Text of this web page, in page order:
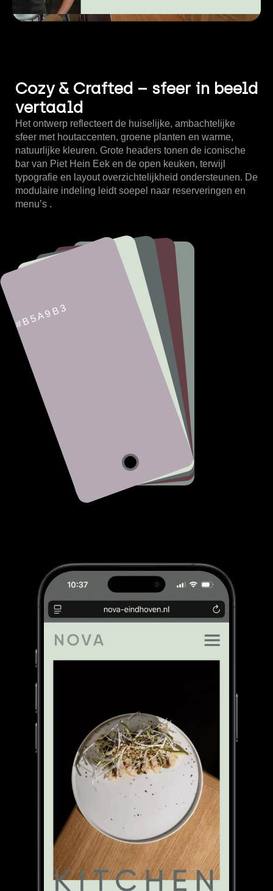
Cozy & Crafted – sfeer in beeld
vertaald
Het ontwerp reflecteert de huiselijke, ambachtelijke
sfeer met houtaccenten, groene planten en warme,
natuurlijke kleuren. Grote headers tonen de iconische
bar van Piet Hein Eek en de open keuken, terwijl
typografie en layout overzichtelijkheid ondersteunen. De
modulaire indeling leidt soepel naar reserveringen en
menu’s .
#5E6869
#D6E1D4
#B5A9B3